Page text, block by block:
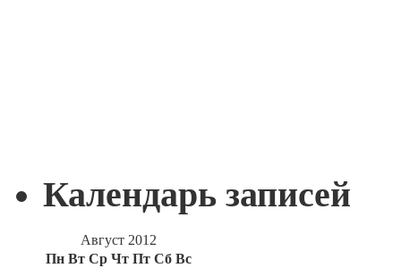
Календарь записей
Август 2012
Пн Вт Ср Чт Пт Сб Вс